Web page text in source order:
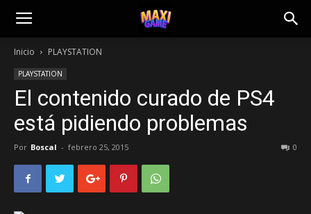
Inicio PLAYSTATION
PLAYSTATION
El contenido curado de PS4
está pidiendo problemas
Por Boscal - febrero 25, 2015 0